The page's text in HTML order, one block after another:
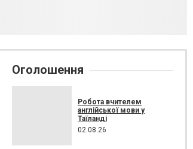
Оголошення
Робота вчителем
англійської мови у
Таїланді
02.08.26